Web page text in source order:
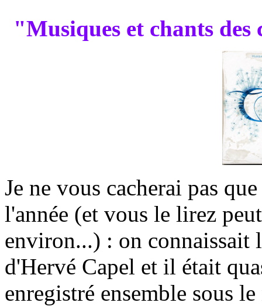
"Musiques et chants
Je ne vous cacherai pas
l'année (et vous le lirez
environ...) : on connaissait
d'Hervé Capel et il était
enregistré ensemble sous